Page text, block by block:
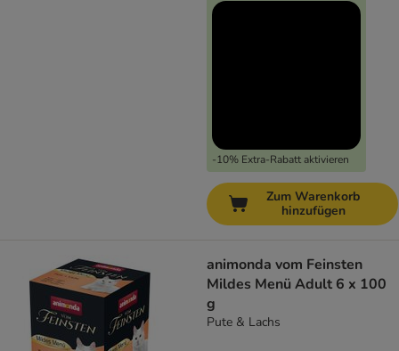
-10% Extra-Rabatt aktivieren
Zum Warenkorb
hinzufügen
animonda vom Feinsten
Mildes Menü Adult 6 x 100
g
Pute & Lachs